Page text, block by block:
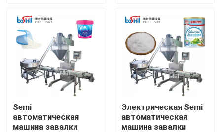
О Компании
Контакты
Продукция
Semi
автоматическая
машина завалки
Электрическая Semi
автоматическая
машина завалки